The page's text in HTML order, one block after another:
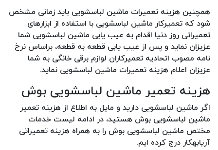
همچنین هزینه تعمیرات ماشین لباسشویی باید زمانی مشخص
شود که تعمیرکار ماشین لباسشویی با استفاده از ابزارهای
تعمیراتی روز دنیا اقدام به عیب یابی ماشین لباسشویی شما
عزیزان نماید و پس از عیب یابی قطعه به قطعه، براساس نرخ
نامه مصوب اتحادیه تعمیرکاران لوازم برقی خانگی به شما
عزیزان اعلام هزینه تعمیرات ماشین لباسشویی نماید.
هزینه تعمیر ماشین لباسشویی بوش
اگر ماشین لباسشویی دارید و مایل به اطلاع از هزینه تعمیر
ماشین لباسشویی بوش هستید، در ادامه لیست خدمات
مختص ماشین لباسشویی بوش را به همراه هزینه تعمیراتی
آریابهکار درج کرده ایم.